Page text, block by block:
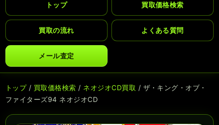
トップ 買取価格検索
買取の流れ よくある質問
メール査定
トップ/ 買取価格検索 / ネオジオCD買取 / ザ・キング・オブ・
ファイターズ94 ネオジオCD